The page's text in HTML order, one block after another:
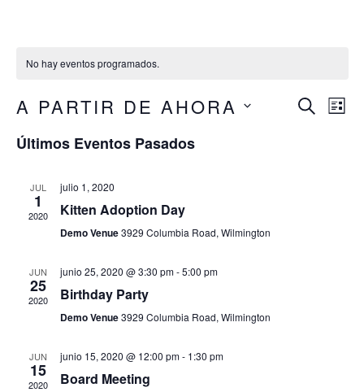
No hay eventos programados.
BUSCAR
A PARTIR DE AHORA
fecha.
Últimos Eventos Pasados
JUL
1
2020
julio 1, 2020
Kitten Adoption Day
Demo Venue3929 Columbia Road, Wilmington
JUN
25
2020
junio 25, 2020 @ 3:30 pm-5:00 pm
Birthday Party
Demo Venue3929 Columbia Road, Wilmington
JUN
15
2020
junio 15, 2020 @ 12:00 pm- 1:30 pm
Board Meeting